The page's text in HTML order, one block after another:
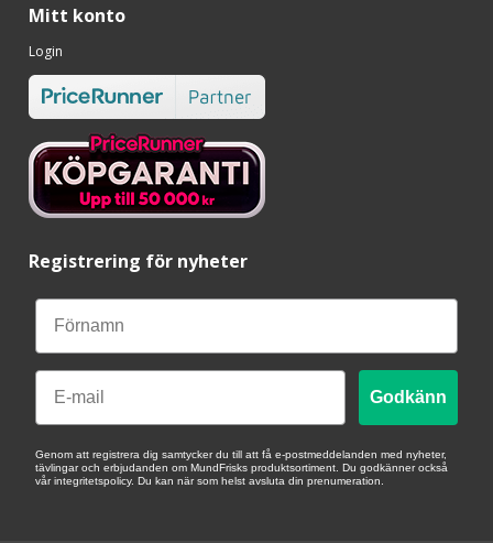
Mitt konto
Login
Registrering för nyheter
Email
Godkänn
Genom att registrera dig samtycker du till att få e-postmeddelanden med nyheter,
tävlingar och erbjudanden om MundFrisks produktsortiment. Du godkänner också
vår integritetspolicy. Du kan när som helst avsluta din prenumeration.